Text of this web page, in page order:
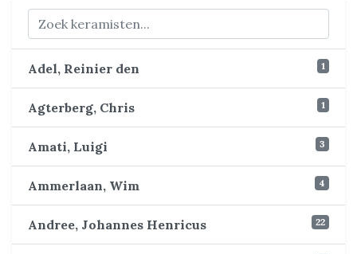
Adel, Reinier den 1
Agterberg, Chris 1
Amati, Luigi 3
Ammerlaan, Wim 4
Andree, Johannes Henricus 22